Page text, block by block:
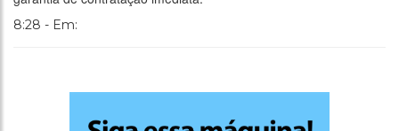
8:28 - Em: